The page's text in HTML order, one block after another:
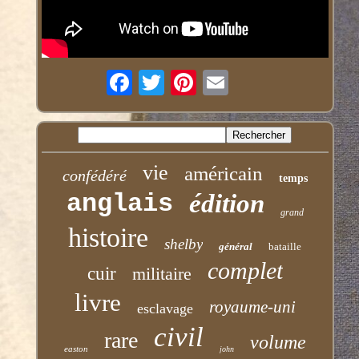
confédéré vie américain temps
anglais édition grand
histoire shelby général bataille
cuir militaire complet
livre esclavage royaume-uni
easton rare civil john volume